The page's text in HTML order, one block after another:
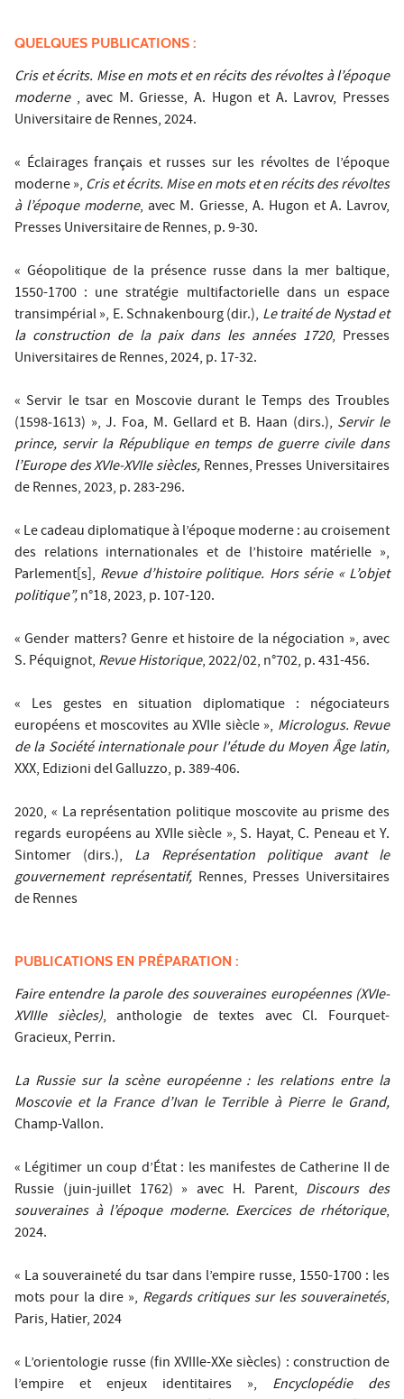
QUELQUES PUBLICATIONS :
Cris et écrits. Mise en mots et en récits des révoltes à l’époque
moderne, avec M. Griesse, A. Hugon et A. Lavrov, Presses
Universitaire de Rennes, 2024.
« Éclairages français et russes sur les révoltes de l’époque
moderne », Cris et écrits. Mise en mots et en récits des révoltes
à l’époque moderne, avec M. Griesse, A. Hugon et A. Lavrov,
Presses Universitaire de Rennes, p. 9-30.
« Géopolitique de la présence russe dans la mer baltique,
1550-1700 : une stratégie multifactorielle dans un espace
transimpérial », E. Schnakenbourg (dir.), Le traité de Nystad et
la construction de la paix dans les années 1720, Presses
Universitaires de Rennes, 2024, p. 17-32.
« Servir le tsar en Moscovie durant le Temps des Troubles
(1598‐1613) », J. Foa, M. Gellard et B. Haan (dirs.), Servir le
prince, servir la République en temps de guerre civile dans
l’Europe des XVIe-XVIIe siècles, Rennes, Presses Universitaires
de Rennes, 2023, p. 283-296.
« Le cadeau diplomatique à l’époque moderne : au croisement
des relations internationales et de l’histoire matérielle »,
Parlement[s], Revue d’histoire politique. Hors série « L’objet
politique”,n°18, 2023, p. 107-120.
« Gender matters? Genre et histoire de la négociation », avec
S. Péquignot, Revue Historique, 2022/02, n°702, p. 431-456.
« Les gestes en situation diplomatique : négociateurs
européens et moscovites au XVIIe siècle », Micrologus. Revue
de la Société internationale pour l'étude du Moyen Âge latin,
XXX, Edizioni del Galluzzo, p. 389-406.
2020, « La représentation politique moscovite au prisme des
regards européens au XVIIe siècle », S. Hayat, C. Peneau et Y.
Sintomer (dirs.), La Représentation politique avant le
gouvernement représentatif, Rennes, Presses Universitaires
de Rennes
PUBLICATIONS EN PRÉPARATION :
Faire entendre la parole des souveraines européennes (XVIe-
XVIIIe siècles), anthologie de textes avec Cl. Fourquet-
Gracieux, Perrin.
La Russie sur la scène européenne : les relations entre la
Moscovie et la France d’Ivan le Terrible à Pierre le Grand,
Champ-Vallon.
« Légitimer un coup d’État : les manifestes de Catherine II de
Russie (juin-juillet 1762) » avec H. Parent, Discours des
souveraines à l’époque moderne. Exercices de rhétorique,
2024.
« La souveraineté du tsar dans l’empire russe, 1550-1700 : les
mots pour la dire », Regards critiques sur les souverainetés,
Paris, Hatier, 2024
« L’orientologie russe (fin XVIIIe-XXe siècles) : construction de
l’empire et enjeux identitaires », Encyclopédie des